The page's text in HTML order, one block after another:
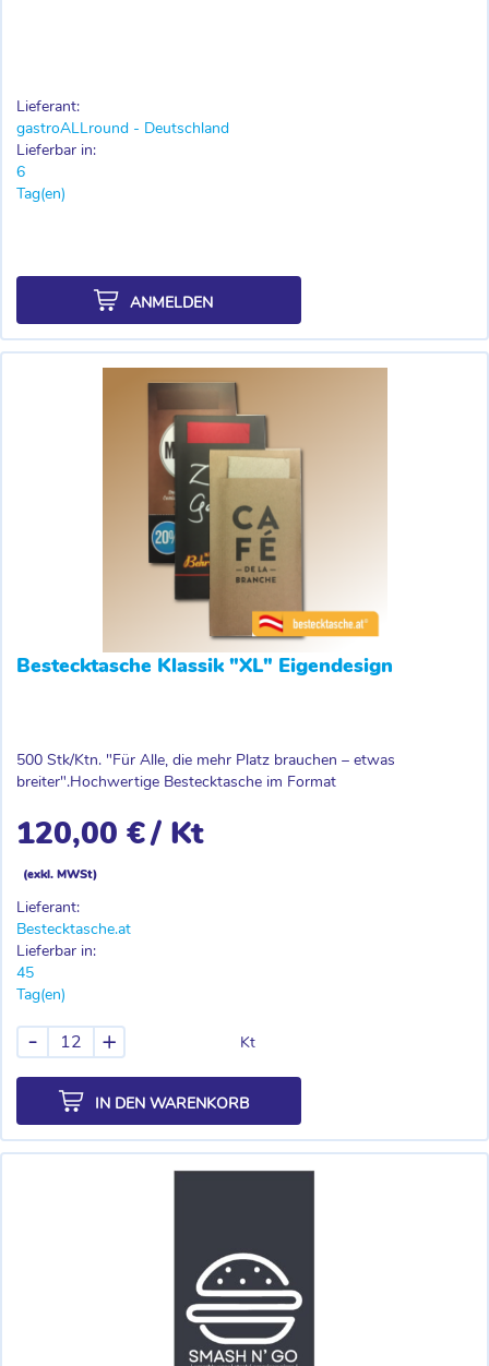
Lieferant:
gastroALLround - Deutschland
Lieferbar in:
6
Tag(en)
ANMELDEN
Bestecktasche Klassik "XL" Eigendesign
500 Stk/Ktn. "Für Alle, die mehr Platz brauchen – etwas
breiter".Hochwertige Bestecktasche im Format
120,00 €/ Kt
(exkl. MWSt)
Lieferant:
Bestecktasche.at
Lieferbar in:
45
Tag(en)
Kt
- +
IN DEN WARENKORB